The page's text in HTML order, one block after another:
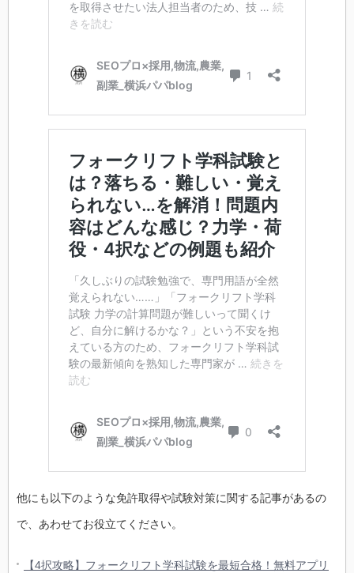
他にも以下のような免許取得や試験対策に関する記事があるの
で、あわせてお役立てください。
【4択攻略】フォークリフト学科試験を最短合格！無料アプリ